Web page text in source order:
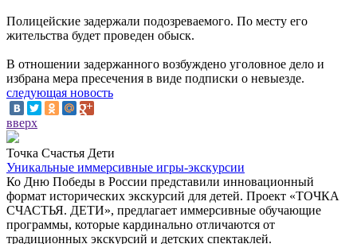
Полицейские задержали подозреваемого. По месту его
жительства будет проведен обыск.
В отношении задержанного возбуждено уголовное дело и
избрана мера пресечения в виде подписки о невыезде.
следующая новость
вверх
Точка Счастья Дети
Уникальные иммерсивные игры-экскурсии
Ко Дню Победы в России представили инновационный
формат исторических экскурсий для детей. Проект «ТОЧКА
СЧАСТЬЯ. ДЕТИ», предлагает иммерсивные обучающие
программы, которые кардинально отличаются от
традиционных экскурсий и детских спектаклей.